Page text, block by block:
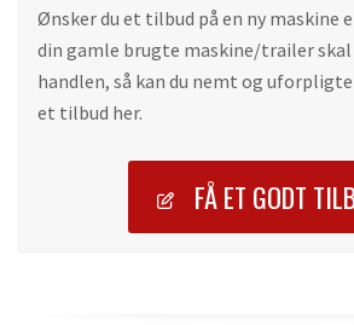
Ønsker du et tilbud på en ny maskine
din gamle brugte maskine/trailer skal
handlen, så kan du nemt og
et tilbud her.
FÅ ET GODT